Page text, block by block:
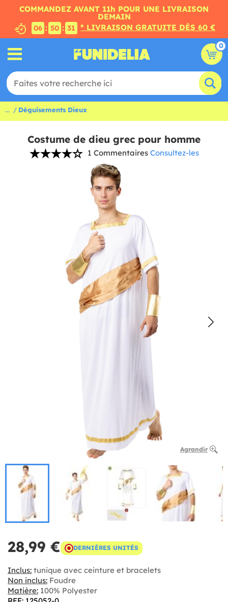
COMMANDEZ AVANT 11h POUR UNE LIVRAISON
DEMAIN
06 : 50 : 30 * LIVRAISON GRATUITE DÈS 60 €
0
... Déguisements Dieux
Costume de dieu grec pour homme
1 Commentaires Consultez-les
Agrandir
28,99 € DERNIÈRES UNITÉS
Inclus: tunique avec ceinture et bracelets
Non inclus: Foudre
Matière: 100% Polyester